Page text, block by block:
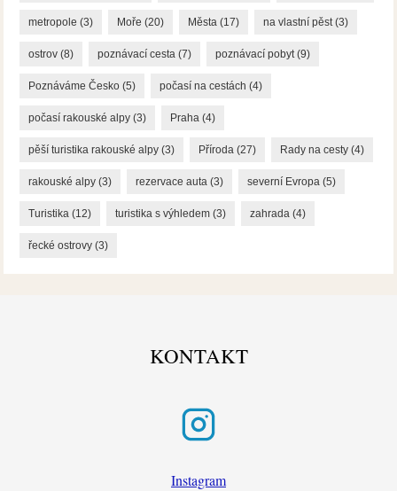
metropole (3) Moře (20) Města (17) na vlastní pěst(3)
ostrov (8) poznávací cesta (7) poznávací pobyt(9)
Poznáváme Česko (5) počasí na cestách (4)
počasí rakouské alpy (3) Praha (4)
pěší turistika rakouské alpy (3) Příroda (27) Rady na cesty (4)
rakouské alpy (3) rezervace auta (3) severní Evropa (5)
Turistika (12) turistika s výhledem (3) zahrada (4)
řecké ostrovy (3)
KONTAKT
Instagram